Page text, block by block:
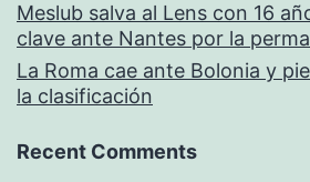
Meslub salva al Lens con 16
clave ante Nantes por la
La Roma cae ante Bolonia y
la clasificación
Recent Comments